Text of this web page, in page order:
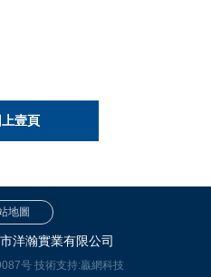
壹頁
地圖
洋瀚實業有限公司
号 技術支持:贏網科技